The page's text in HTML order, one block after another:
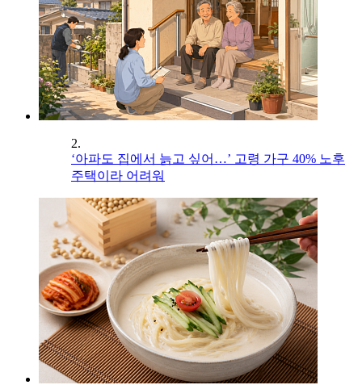
2.
‘아파도 집에서 늙고 싶어…’ 고령 가구 40% 노후
주택이라 어려워